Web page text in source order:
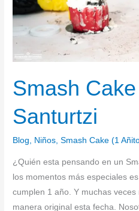
Smash
Santurtzi
Blog, Niños,Smash Cake (1
¿Quién esta pensando en un
los momentos más especiales
cumplen 1 año. Y muchas
manera original esta fecha.